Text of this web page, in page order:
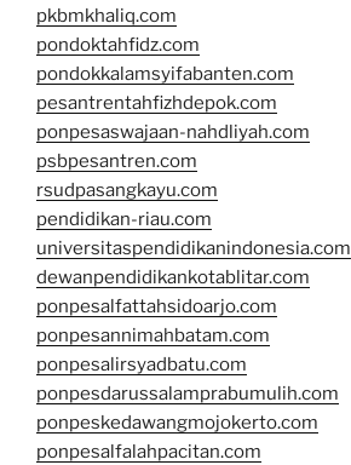
pkbmkhaliq.com
pondoktahfidz.com
pondokkalamsyifabanten.com
pesantrentahfizhdepok.com
ponpesaswajaan-nahdliyah.com
psbpesantren.com
rsudpasangkayu.com
pendidikan-riau.com
universitaspendidikanindonesia.com
dewanpendidikankotablitar.com
ponpesalfattahsidoarjo.com
ponpesannimahbatam.com
ponpesalirsyadbatu.com
ponpesdarussalamprabumulih.com
ponpeskedawangmojokerto.com
ponpesalfalahpacitan.com